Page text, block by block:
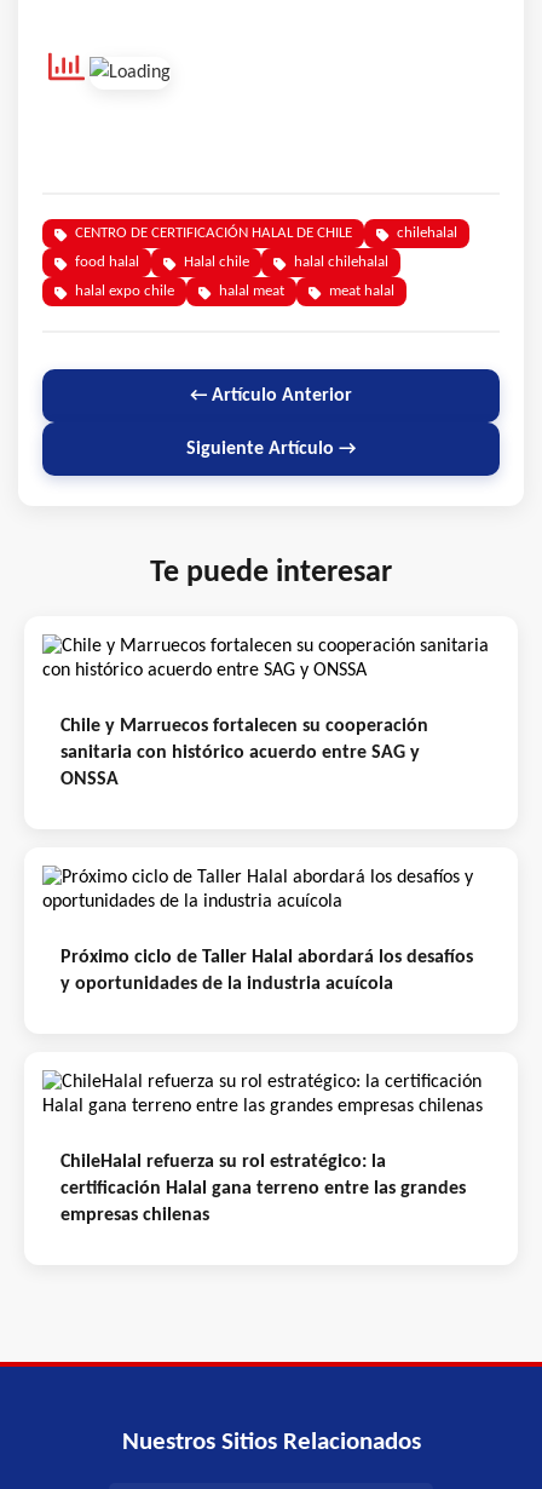
CENTRO DE CERTIFICACIÓN HALAL DE CHILE
chilehalal
food halal
Halal chile
halal chilehalal
halal expo chile
halal meat meat halal
← Artículo Anterior
Siguiente Artículo →
Te puede interesar
Chile y Marruecos fortalecen su cooperación
sanitaria con histórico acuerdo entre SAG y
ONSSA
Próximo ciclo de Taller Halal abordará los desafíos
y oportunidades de la industria acuícola
ChileHalal refuerza su rol estratégico: la
certificación Halal gana terreno entre las grandes
empresas chilenas
Nuestros Sitios Relacionados